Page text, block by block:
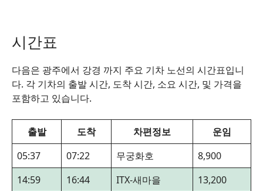
시간표
다음은 광주에서 강경 까지 주요 기차 노선의 시간표입니
다. 각 기차의 출발 시간, 도착 시간, 소요 시간, 및 가격을
포함하고 있습니다.
출발 도착 차편정보
운임
05:37
07:22 무궁화호
8,900
14:59
16:44 ITX-새마을
13,200